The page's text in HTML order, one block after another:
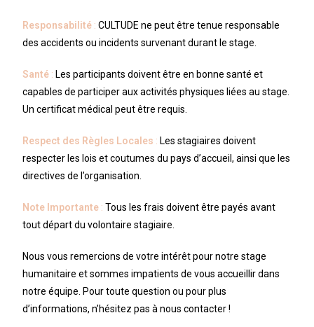
Responsabilité : CULTUDE ne peut être tenue responsable
des accidents ou incidents survenant durant le stage.
Santé : Les participants doivent être en bonne santé et
capables de participer aux activités physiques liées au stage.
Un certificat médical peut être requis.
Respect des Règles Locales : Les stagiaires doivent
respecter les lois et coutumes du pays d’accueil, ainsi que les
directives de l’organisation.
Note Importante : Tous les frais doivent être payés avant
tout départ du volontaire stagiaire.
Nous vous remercions de votre intérêt pour notre stage
humanitaire et sommes impatients de vous accueillir dans
notre équipe. Pour toute question ou pour plus
d’informations, n’hésitez pas à nous contacter !